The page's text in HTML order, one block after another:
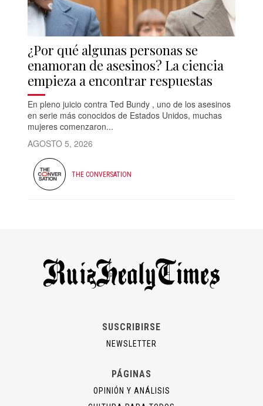
¿Por qué algunas personas se
enamoran de asesinos? La ciencia
empieza a encontrar respuestas
En pleno juicio contra Ted Bundy , uno de los asesinos
en serie más conocidos de Estados Unidos, muchas
mujeres comenzaron...
AGOSTO 5, 2026
THE CONVERSATION
SUSCRIBIRSE
NEWSLETTER
PÁGINAS
OPINIÓN Y ANÁLISIS